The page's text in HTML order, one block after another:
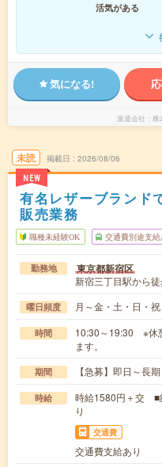
活気がある
気になる!
派遣会社 株
未読
NEW
掲載日 2026/08/06
有名レザーブランド
販売業務
職種未経験OK 交通費別途支給
勤務地 東京都新宿区
新宿三丁目駅から
曜日頻度 月～金・土・日・
時間
10:30～19:30 ※休
ます。
期間 【急募】即日～長期
時給
時給1580円＋交 ■
り
交通費
交通費支給あり